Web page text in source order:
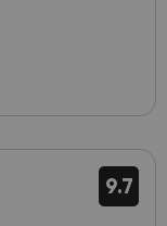
9.7